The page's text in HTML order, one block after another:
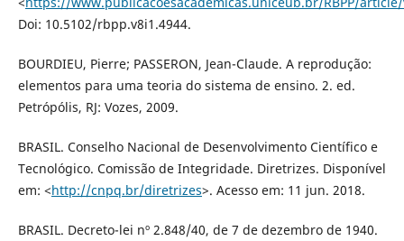
Doi: 10.5102/rbpp.v8i1.4944.
BOURDIEU, Pierre; PASSERON, Jean-Claude. A reprodução:
elementos para uma teoria do sistema de ensino. 2. ed.
Petrópólis, RJ: Vozes, 2009.
BRASIL. Conselho Nacional de Desenvolvimento Científico e
Tecnológico. Comissão de Integridade. Diretrizes. Disponível
em: <http://cnpq.br/diretrizes>. Acesso em: 11 jun. 2018.
BRASIL. Decreto-lei nº 2.848/40, de 7 de dezembro de 1940.